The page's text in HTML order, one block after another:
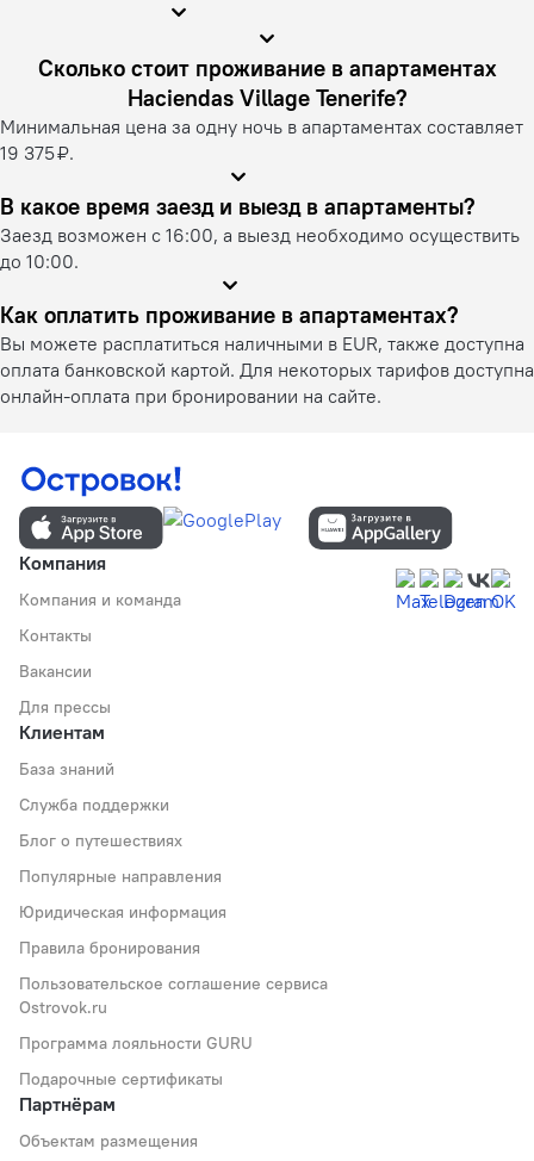
Сколько стоит проживание в апартаментах
Haciendas Village Tenerife?
Минимальная цена за одну ночь в апартаментах составляет
19 375 ₽.
В какое время заезд и выезд в апартаменты?
Заезд возможен с 16:00, а выезд необходимо осуществить
до 10:00.
Как оплатить проживание в апартаментах?
Вы можете расплатиться наличными в EUR, также доступна
оплата банковской картой. Для некоторых тарифов доступна
онлайн-оплата при бронировании на сайте.
Компания
Компания и команда
Контакты
Вакансии
Для прессы
Клиентам
База знаний
Служба поддержки
Блог о путешествиях
Популярные направления
Юридическая информация
Правила бронирования
Пользовательское соглашение сервиса
Ostrovok.ru
Программа лояльности GURU
Подарочные сертификаты
Партнёрам
Объектам размещения